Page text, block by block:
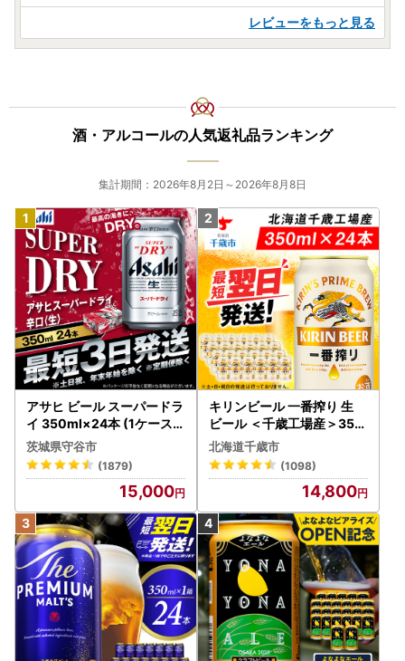
レビューをもっと見る
酒・アルコールの人気返礼品ランキング
集計期間：2026年8月2日～2026年8月8日
アサヒ ビール スーパードラ
イ 350ml×24本 (1ケース)
究極の辛口 ＜茨城工場＞ 缶
ビール Asahi superDRY お
酒
茨城県守谷市
(1879)
15,000
キリンビール 一番搾り 生
ビール ＜千歳工場産＞350
ml（24本）
北海道千歳市
(1098)
14,800